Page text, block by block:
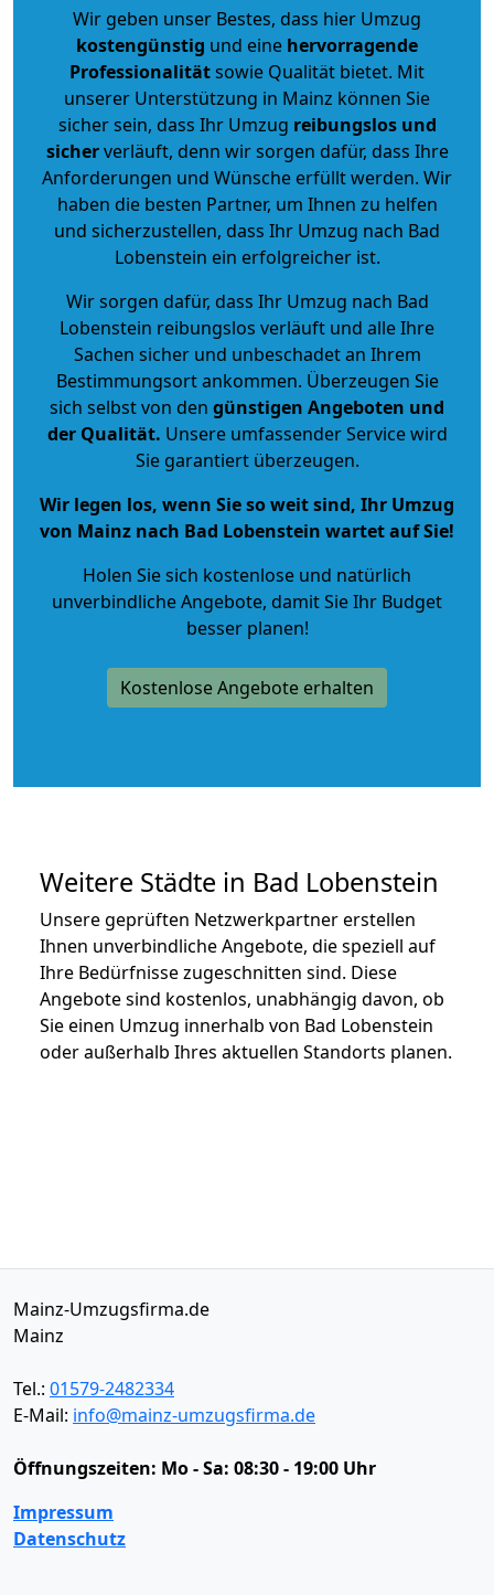
Wir geben unser Bestes, dass hier Umzug
kostengünstig und eine hervorragende
Professionalitätsowie Qualität bietet. Mit
unserer Unterstützung in Mainz können Sie
sicher sein, dass Ihr Umzug reibungslos und
sicherverläuft, denn wir sorgen dafür, dass Ihre
Anforderungen und Wünsche erfüllt werden. Wir
haben die besten Partner, um Ihnen zu helfen
und sicherzustellen, dass Ihr Umzug nach Bad
Lobenstein ein erfolgreicher ist.
Wir sorgen dafür, dass Ihr Umzug nach Bad
Lobenstein reibungslos verläuft und alle Ihre
Sachen sicher und unbeschadet an Ihrem
Bestimmungsort ankommen. Überzeugen Sie
sich selbst von den günstigen Angeboten und
der Qualität. Unsere umfassender Service wird
Sie garantiert überzeugen.
Wir legen los, wenn Sie so weit sind, Ihr Umzug
von Mainz nach Bad Lobenstein wartet auf Sie!
Holen Sie sich kostenlose und natürlich
unverbindliche Angebote, damit Sie Ihr Budget
besser planen!
Kostenlose Angebote erhalten
Weitere Städte in Bad Lobenstein
Unsere geprüften Netzwerkpartner erstellen
Ihnen unverbindliche Angebote, die speziell auf
Ihre Bedürfnisse zugeschnitten sind. Diese
Angebote sind kostenlos, unabhängig davon, ob
Sie einen Umzug innerhalb von Bad Lobenstein
oder außerhalb Ihres aktuellen Standorts planen.
Mainz-Umzugsfirma.de
Mainz
Tel.: 01579-2482334
E-Mail: info@mainz-umzugsfirma.de
Öffnungszeiten: Mo - Sa: 08:30 - 19:00 Uhr
Impressum
Datenschutz